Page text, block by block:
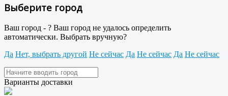
Выберите город
Ваш город - ? Ваш город не удалось определить
автоматически. Выбрать вручную?
Да Нет, выбрать другой Не сейчас Да Не сейчас Да Не сейчас
Варианты доставки